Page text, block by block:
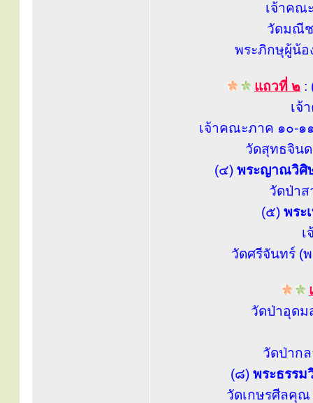
เจ้าคณ
วัดมณีช
พระภิกษุผู้น้อ
แถวที่ ๒ :
เจ้
เจ้าคณะภาค ๑๐-๑
วัดสุทธจินด
(๔) พระญาณวิศิ
วัดป่าส
(๕) พระ
วัดศรีจันทร์ (
วัดป่าอุด
วัดป่าก
(๘) พระธรร
วัดเกษรศีลคุณ